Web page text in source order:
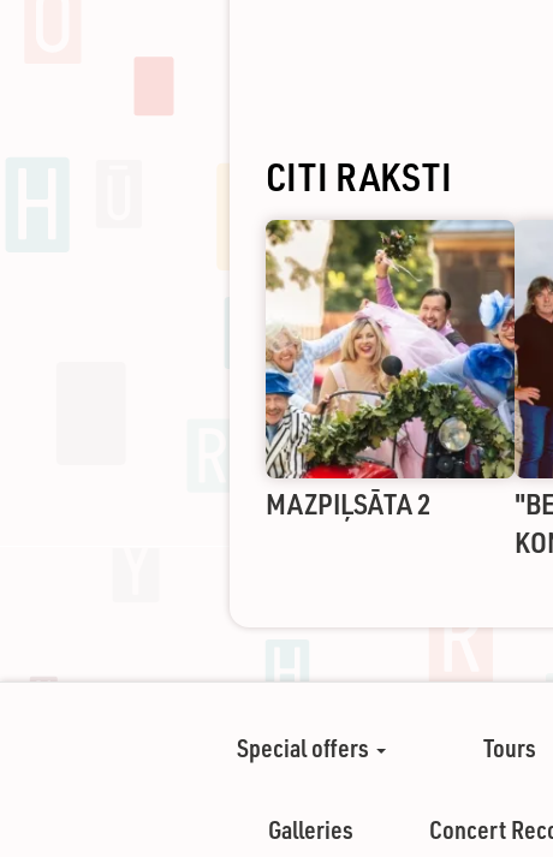
CITI RAKSTI
MAZPIĻSĀTA 2
Special offers Tours
Galleries Concert